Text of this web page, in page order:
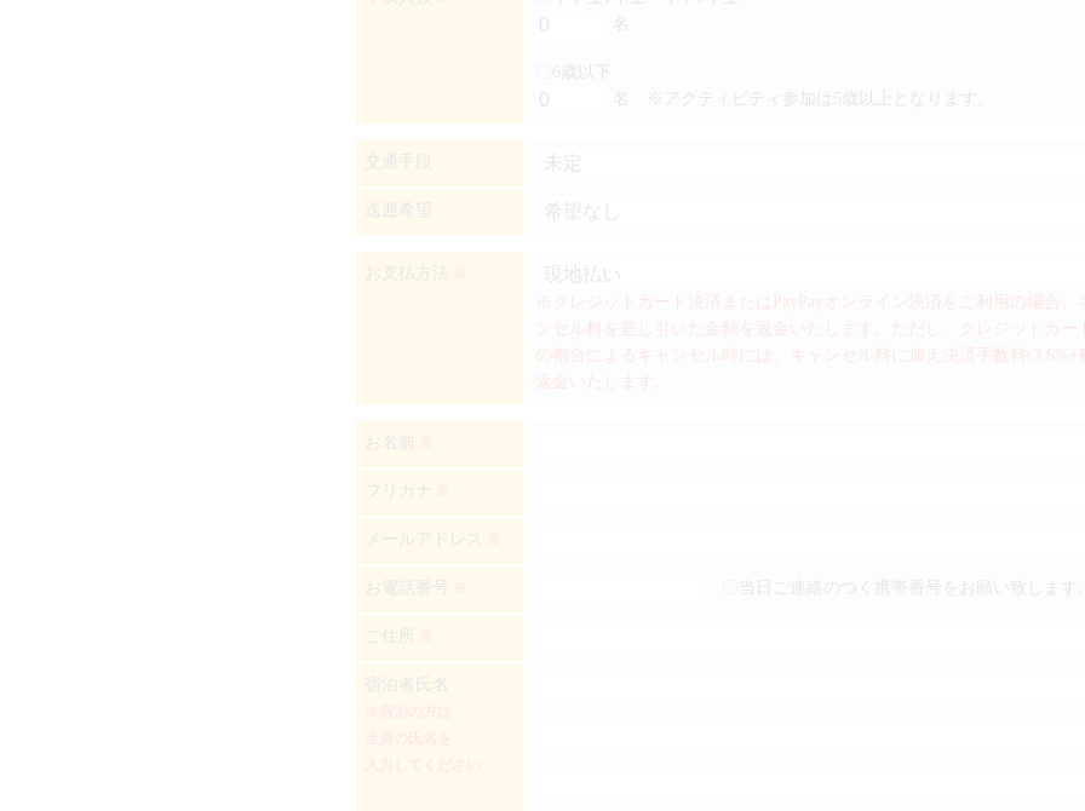
名
〇6歳以下
名
※アクティビティ参加は5歳以上となります。
交通手段
送迎希望
お支払方法
※クレジットカード決済またはPayPayオンライン決済をご利用の場合
ンセル料を差し引いた金額を返金いたします。ただし、クレジットカ
の都合によるキャンセル時には、キャンセル料に加え決済手数料
お名前
フリガナ
メールアドレス
お電話番号 〇当日ご連絡のつく携帯番号をお願い致します
ご住所
宿泊者氏名